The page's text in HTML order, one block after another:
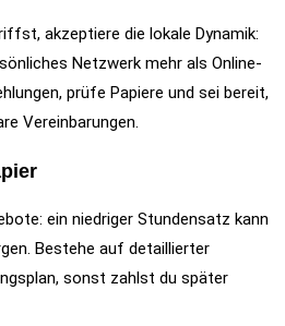
akzeptiere die lokale Dynamik:
Netzwerk mehr als Online-
prüfe Papiere und sei bereit,
Vereinbarungen.
ein niedriger Stundensatz kann
Bestehe auf detaillierter
sonst zahlst du später